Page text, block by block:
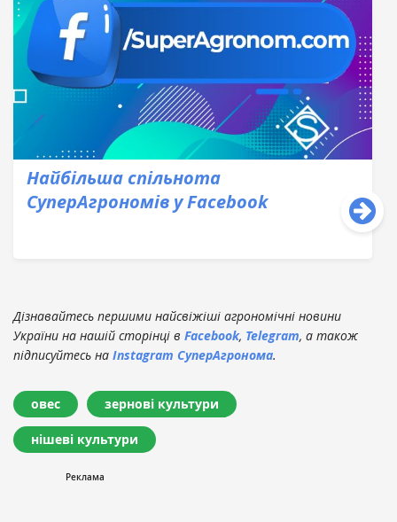
Найбільша спільнота
СуперАгрономів у Facebook
Дізнавайтесь першими найсвіжіші агрономічні новини
України на нашій сторінці в Facebook, Telegram, а також
підписуйтесь на Instagram СуперАгронома.
овес зернові культури
нішеві культури